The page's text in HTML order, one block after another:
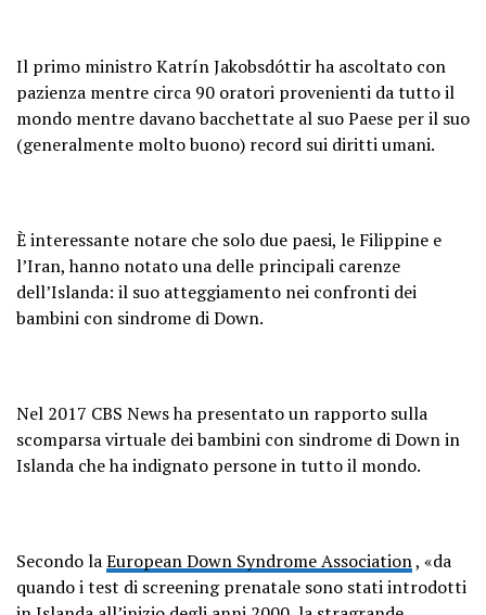
Il primo ministro Katrín Jakobsdóttir ha ascoltato con
pazienza mentre circa 90 oratori provenienti da tutto il
mondo mentre davano bacchettate al suo Paese per il suo
(generalmente molto buono) record sui diritti umani.
È interessante notare che solo due paesi, le Filippine e
l’Iran, hanno notato una delle principali carenze
dell’Islanda: il suo atteggiamento nei confronti dei
bambini con sindrome di Down.
Nel 2017 CBS News ha presentato un rapporto sulla
scomparsa virtuale dei bambini con sindrome di Down in
Islanda che ha indignato persone in tutto il mondo.
Secondo laEuropean Down Syndrome Association, «da
quando i test di screening prenatale sono stati introdotti